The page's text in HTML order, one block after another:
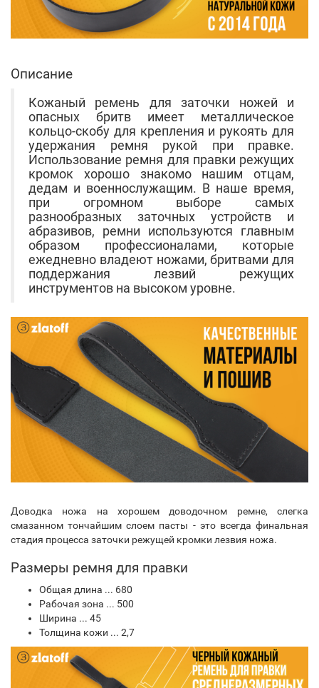
Описание
Кожаный ремень для заточки ножей и
опасных бритв имеет металлическое
кольцо-скобу для крепления и рукоять для
удержания ремня рукой при правке.
Использование ремня для правки режущих
кромок хорошо знакомо нашим отцам,
дедам и военнослужащим. В наше время,
при огромном выборе самых
разнообразных заточных устройств и
абразивов, ремни используются главным
образом профессионалами, которые
ежедневно владеют ножами, бритвами для
поддержания лезвий режущих
инструментов на высоком уровне.
Доводка ножа на хорошем доводочном ремне, слегка
смазанном тончайшим слоем пасты - это всегда финальная
стадия процесса заточки режущей кромки лезвия ножа.
Размеры ремня для правки
Общая длина ... 680
Рабочая зона ... 500
Ширина ... 45
Толщина кожи ... 2,7